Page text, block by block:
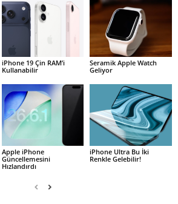
iPhone 19 Çin RAM’i
Kullanabilir
Seramik Apple Watch
Geliyor
Apple iPhone
Güncellemesini
Hızlandırdı
iPhone Ultra Bu İki
Renkle Gelebilir!